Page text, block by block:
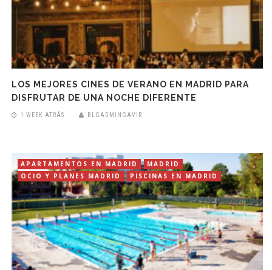
LOS MEJORES CINES DE VERANO EN MADRID PARA
DISFRUTAR DE UNA NOCHE DIFERENTE
1 WEEK ATRÁS BLGADMINGAVIR
APARTAMENTOS EN MADRID
MADRID
OCIO Y PLANES MADRID
PISCINAS EN MADRID